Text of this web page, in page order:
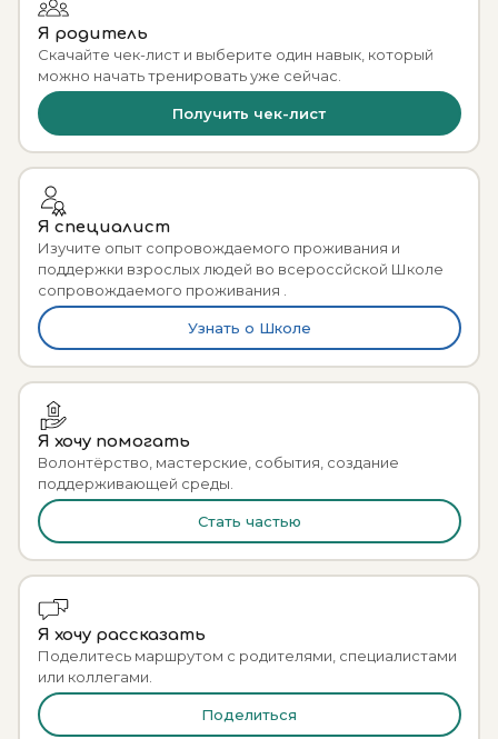
Я родитель
Скачайте чек-лист и выберите один навык, который
можно начать тренировать уже сейчас.
Получить чек-лист
Я специалист
Изучите опыт сопровождаемого проживания и
поддержки взрослых людей во всероссйской Школе
сопровождаемого проживания .
Узнать о Школе
Я хочу помогать
Волонтёрство, мастерские, события, создание
поддерживающей среды.
Стать частью
Я хочу рассказать
Поделитесь маршрутом с родителями, специалистами
или коллегами.
Поделиться